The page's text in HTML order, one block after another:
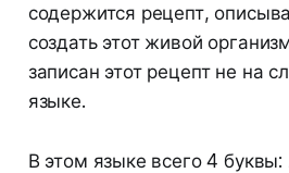
содержится рецепт,
создать этот живой
записан этот рецепт не на
языке.
В этом языке всего 4 буквы: